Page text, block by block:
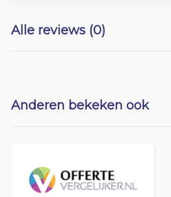
Alle reviews (0)
Anderen bekeken ook